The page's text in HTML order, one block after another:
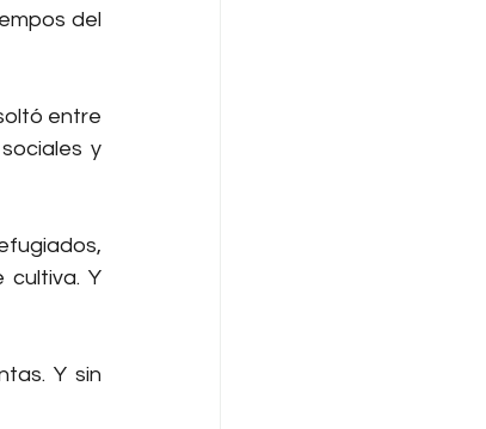
del
entre
y
cultiva. Y
Y sin